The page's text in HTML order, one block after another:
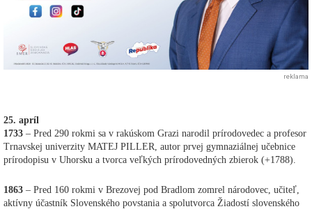
reklama
25. apríl
1733 – Pred 290 rokmi sa v rakúskom Grazi narodil prírodovedec a profesor
Trnavskej univerzity MATEJ PILLER, autor prvej gymnaziálnej učebnice
prírodopisu v Uhorsku a tvorca veľkých prírodovedných zbierok (+1788).
1863 – Pred 160 rokmi v Brezovej pod Bradlom zomrel národovec, učiteľ,
aktívny účastník Slovenského povstania a spolutvorca Žiadostí slovenského